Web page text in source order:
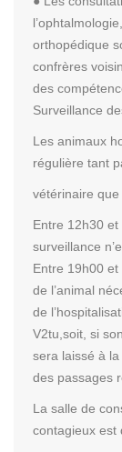
orthopédique
confrères
des
Surveillance
Les animaux
régulière tant
vétérinaire que
Entre 12h30
surveillance
Entre 19h00 et
de l’animal
de
V2tu,soit, si
sera laissé à
des passages
La salle de
contagieux est